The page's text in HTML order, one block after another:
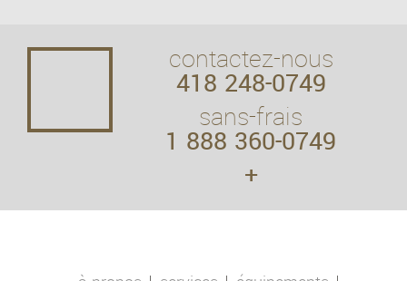
contactez-nous
418 248-0749
sans-frais
1 888 360-0749
+